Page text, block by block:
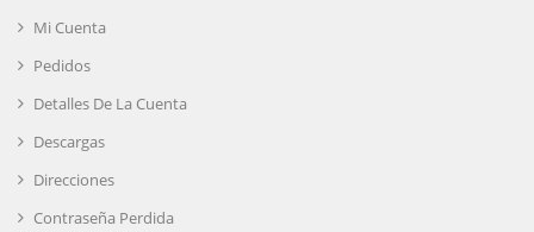
Mi Cuenta
Pedidos
Detalles De La Cuenta
Descargas
Direcciones
Contraseña Perdida